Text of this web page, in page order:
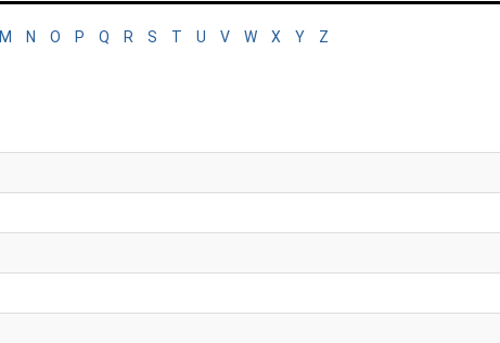
M N O P Q R S T U V W X Y Z